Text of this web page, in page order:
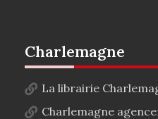
Charlemagne
La librairie
Charlemagne